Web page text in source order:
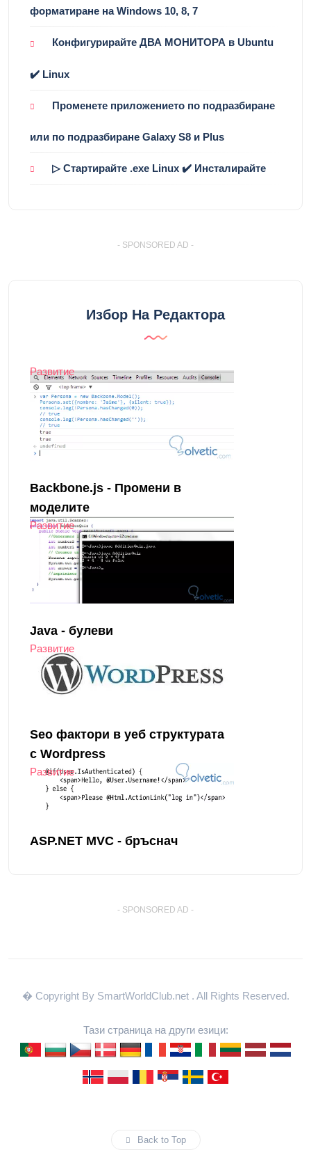
форматиране на Windows 10, 8, 7
Конфигурирайте ДВА МОНИТОРА в Ubuntu
✔️ Linux
Променете приложението по подразбиране
или по подразбиране Galaxy S8 и Plus
▷ Стартирайте .exe Linux ✔️ Инсталирайте
- SPONSORED AD -
Избор На Редактора
Развитие
Backbone.js - Промени в
моделите
Развитие
Java - булеви
Развитие
Seo фактори в уеб структурата
с Wordpress
Развитие
ASP.NET MVC - бръснач
- SPONSORED AD -
� Copyright By SmartWorldClub.net . All Rights Reserved.
Тази страница на други езици:
Back to Top